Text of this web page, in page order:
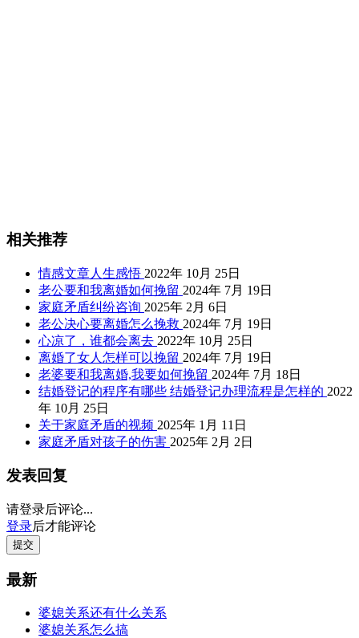
相关推荐
情感文章人生感悟 2022年 10月 25日
老公要和我离婚如何挽留 2024年 7月 19日
家庭矛盾纠纷咨询 2025年 2月 6日
老公决心要离婚怎么挽救 2024年 7月 19日
心凉了，谁都会离去 2022年 10月 25日
离婚了女人怎样可以挽留 2024年 7月 19日
老婆要和我离婚,我要如何挽留 2024年 7月 18日
结婚登记的程序有哪些 结婚登记办理流程是怎样的 2022
年 10月 25日
关于家庭矛盾的视频 2025年 1月 11日
家庭矛盾对孩子的伤害 2025年 2月 2日
发表回复
请登录后评论...
登录后才能评论
提交
最新
婆媳关系还有什么关系
婆媳关系怎么搞